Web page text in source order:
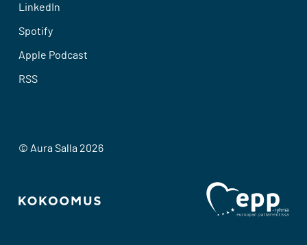
LinkedIn
Spotify
Apple Podcast
RSS
© Aura Salla 2026